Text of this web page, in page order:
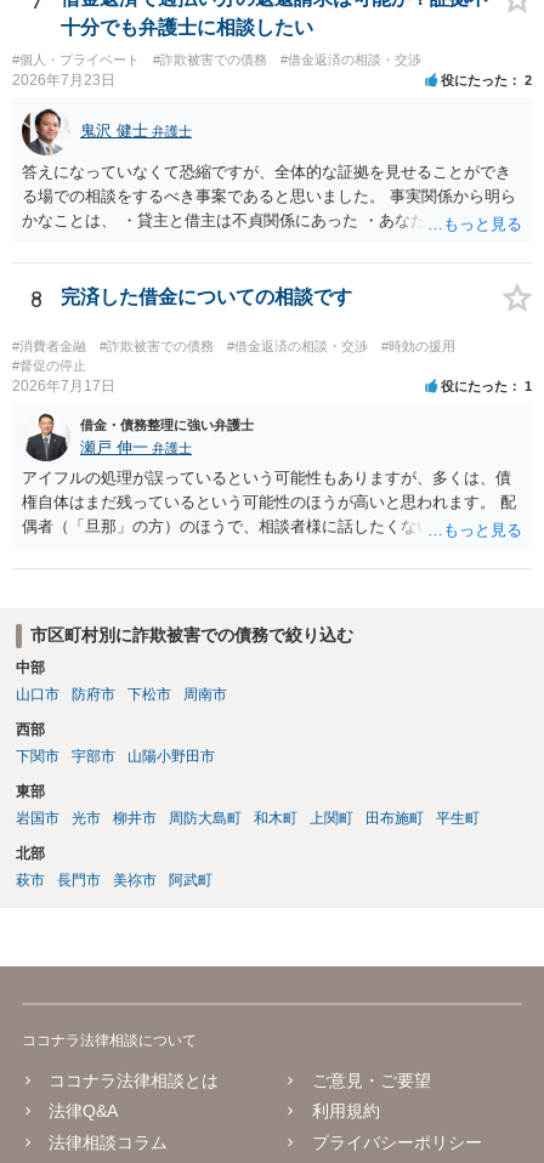
十分でも弁護士に相談したい
#個人・プライベート #詐欺被害での債務 #借金返済の相談・交渉
2026年7月23日 役にたった 2
鬼沢 健士 弁護士
答えになっていなくて恐縮ですが、全体的な証拠を見せることができ
る場での相談をするべき事案であると思いました。 事実関係から明ら
かなことは、 ・貸主と借主は不貞関係にあった ・あなたから相手に金
想されるのは、 ・もらったものだ ・貸したかもしれないが、不法原因
給付ではない でしょう。 書かれた情報だけからは、不法原因給付であ
らといって不法原因給付になるわけではありません。 あなたが性行為
をしたくてお金を払ってお願いしていたという事情などが必要です。
8 完済した借金についての相談です
#消費者金融 #詐欺被害での債務 #借金返済の相談・交渉
#時効の援用
#督促の停止
2026年7月17日 役にたった 1
借金・債務整理に強い弁護士
瀬戸 伸一 弁護士
アイフルの処理が誤っているという可能性もありますが、多くは、債
権自体はまだ残っているという可能性のほうが高いと思われます。 配
偶者（「旦那」の方）のほうで、相談者様に話したくない事情等もあ
援用という方法も取れる可能性があるため、御主人に法律事務所に相
せない事情もあるかもしれないのでおひとりで行ってもらうほうがい
いかもしれません。 配偶者の債務がある状態で配偶者が亡くなると債
務を相談者様が相続するという状態になる（相続放棄などの亡くなっ
てからの方法もありますが）ため、相談者様にも関係することだとし
て相談にいくようにお話してみてはどうでしょうか。
市区町村別に詐欺被害での債務で絞り込む
中部
山口市
防府市 下松市 周南市
西部
下関市
宇部市 山陽小野田市
東部
岩国市
光市 柳井市 周防大島町 和木町 上関町 田布施町 平生町
北部
萩市
長門市 美祢市 阿武町
ココナラ法律相談について
ココナラ法律相談とは
法律Q&A
法律相談コラム
ご意見・ご要望
利用規約
プライバシーポリシー